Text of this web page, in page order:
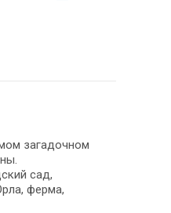
загадочном
сад,
ферма,